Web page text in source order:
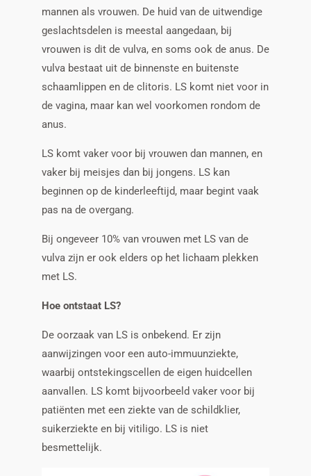
mannen als vrouwen. De huid van de uitwendige
geslachtsdelen is meestal aangedaan, bij
vrouwen is dit de vulva, en soms ook de anus. De
vulva bestaat uit de binnenste en buitenste
schaamlippen en de clitoris. LS komt niet voor in
de vagina, maar kan wel voorkomen rondom de
anus.
LS komt vaker voor bij vrouwen dan mannen, en
vaker bij meisjes dan bij jongens. LS kan
beginnen op de kinderleeftijd, maar begint vaak
pas na de overgang.
Bij ongeveer 10% van vrouwen met LS van de
vulva zijn er ook elders op het lichaam plekken
met LS.
Hoe ontstaat LS?
De oorzaak van LS is onbekend. Er zijn
aanwijzingen voor een auto-immuunziekte,
waarbij ontstekingscellen de eigen huidcellen
aanvallen. LS komt bijvoorbeeld vaker voor bij
patiënten met een ziekte van de schildklier,
suikerziekte en bij vitiligo. LS is niet
besmettelijk.